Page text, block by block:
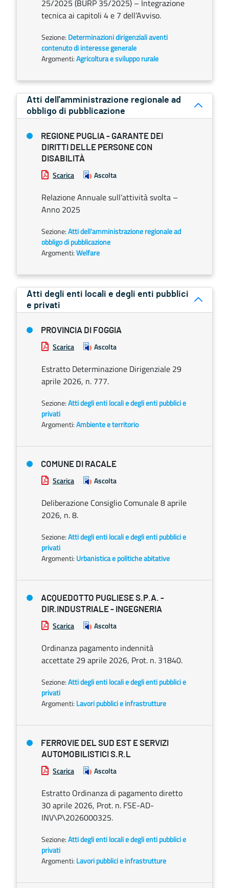
25/2025 (BURP 35/2025) – Integrazione
tecnica ai capitoli 4 e 7 dell’Avviso.
Sezione: Determinazioni dirigenziali aventi
contenuto di interesse generale
Argomenti:Agricoltura e sviluppo rurale
Atti dell'amministrazione regionale ad
obbligo di pubblicazione
REGIONE PUGLIA - GARANTE DEI
DIRITTI DELLE PERSONE CON
DISABILITÀ
Scarica Ascolta
Relazione Annuale sull’attività svolta –
Anno 2025
Sezione:Atti dell'amministrazione regionale ad
obbligo di pubblicazione
Argomenti:Welfare
Atti degli enti locali e degli enti pubblici
e privati
PROVINCIA DI FOGGIA
Scarica Ascolta
Estratto Determinazione Dirigenziale 29
aprile 2026, n. 777.
Sezione:Atti degli enti locali e degli enti pubblici e
privati
Argomenti:Ambiente e territorio
COMUNE DI RACALE
Scarica Ascolta
Deliberazione Consiglio Comunale 8 aprile
2026, n. 8.
Sezione:Atti degli enti locali e degli enti pubblici e
privati
Argomenti: Urbanistica e politiche abitative
ACQUEDOTTO PUGLIESE S.P.A. -
DIR.INDUSTRIALE - INGEGNERIA
Scarica Ascolta
Ordinanza pagamento indennità
accettate 29 aprile 2026, Prot. n. 31840.
Sezione:Atti degli enti locali e degli enti pubblici e
privati
Argomenti: Lavori pubblici e infrastrutture
FERROVIE DEL SUD EST E SERVIZI
AUTOMOBILISTICI S.R.L
Scarica Ascolta
Estratto Ordinanza di pagamento diretto
30 aprile 2026, Prot. n. FSE-AD-
INV\P\2026000325.
Sezione:Atti degli enti locali e degli enti pubblici e
privati
Argomenti: Lavori pubblici e infrastrutture